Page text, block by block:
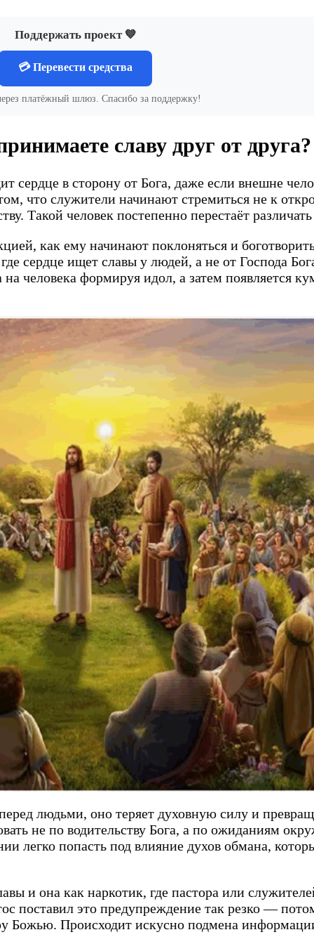
Поддержать проект 💙
💳 Перевести средства
платёжный шлюз. Спасибо за поддержку!
славу друг от друга?
сердце в сторону от Бога, даже если внешне
что служители начинают стремиться не к
Такой человек постепенно перестаёт
как ему начинают поклоняться и
сердце ищет славы у людей, а не от Господа
человека формируя идол, а затем появляется
людьми, оно теряет духовную силу и
не по водительству Бога, а по ожиданиям
легко попасть под влияние духов обмана,
и она как наркотик, где пастора или
поставил это предупреждение так резко —
Божью. Происходит искусно подмена